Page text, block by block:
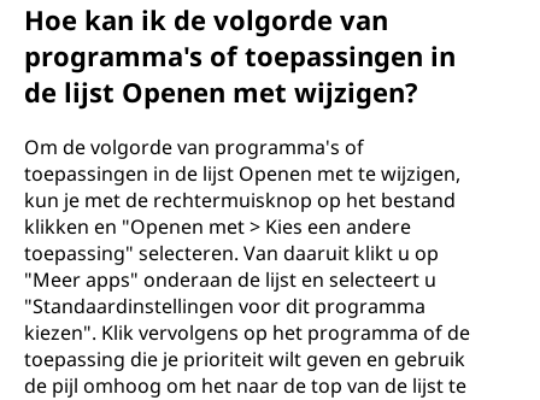
Hoe kan ik de volgorde van
programma's of toepassingen in
de lijst Openen met wijzigen?
Om de volgorde van programma's of
toepassingen in de lijst Openen met te wijzigen,
kun je met de rechtermuisknop op het bestand
klikken en "Openen met > Kies een andere
toepassing" selecteren. Van daaruit klikt u op
"Meer apps" onderaan de lijst en selecteert u
"Standaardinstellingen voor dit programma
kiezen". Klik vervolgens op het programma of de
toepassing die je prioriteit wilt geven en gebruik
de pijl omhoog om het naar de top van de lijst te